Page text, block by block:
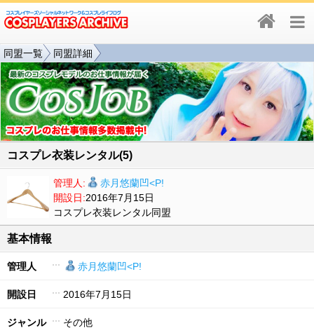
同盟一覧 同盟詳細
コスプレ衣装レンタル(5)
管理人:
赤月悠蘭凹<P!
開設日:2016年7月15日
コスプレ衣装レンタル同盟
基本情報
管理人 赤月悠蘭凹<P!
開設日 2016年7月15日
ジャンル その他